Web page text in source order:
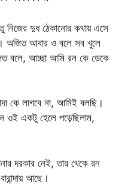
নিজের দুধ ঠেকানোর কথায় এসে
অজিত আবার ও বলে সব খুলে
বলে, আচ্ছা আমি রন কে ডেকে
কে লাগবে না, আমিই বলছি।
ওই একটু হেলে পড়েছিলাম,
দরকার নেই, তার থেকে রন
আছে।